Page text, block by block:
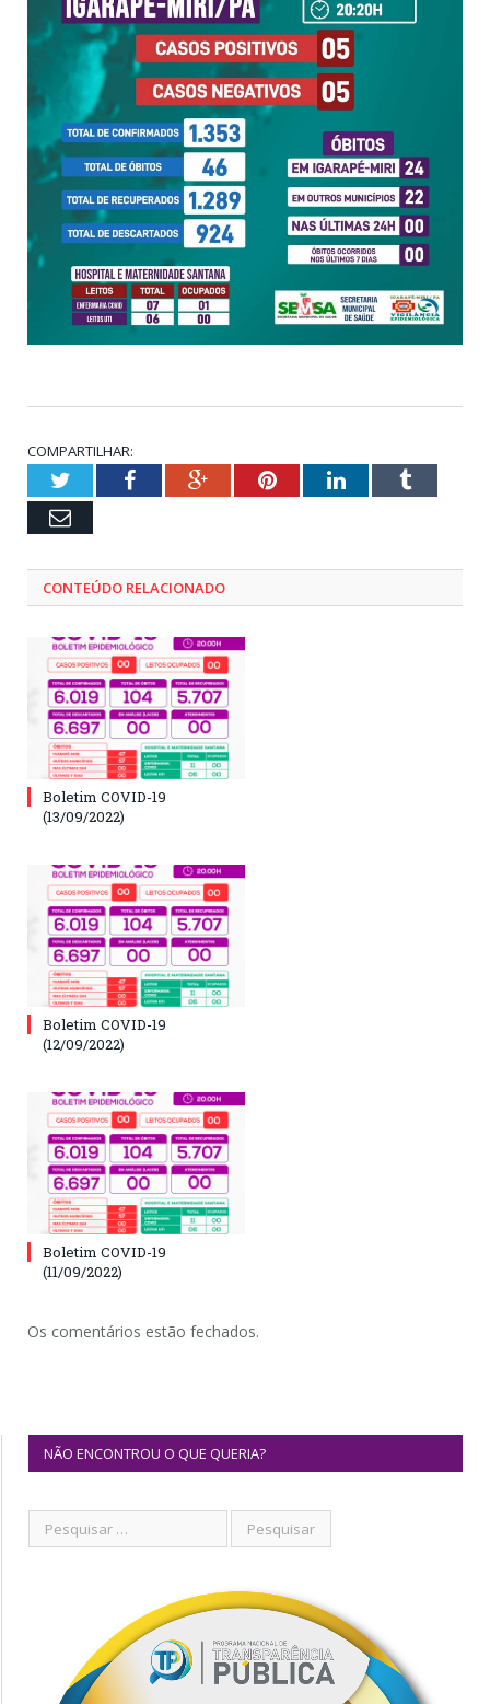
COMPARTILHAR:
TwitterFacebookGoogle+PinterestLinkedInTumblr
Email
CONTEÚDO RELACIONADO
Boletim COVID-19
(13/09/2022)
Boletim COVID-19
(12/09/2022)
Boletim COVID-19
(11/09/2022)
Os comentários estão fechados.
NÃO ENCONTROU O QUE QUERIA?